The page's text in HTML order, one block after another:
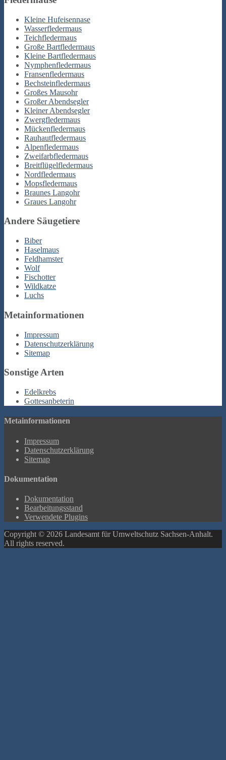
Kleine Hufeisennase
Wasserfledermaus
Teichfledermaus
Große Bartfledermaus
Kleine Bartfledermaus
Nymphenfledermaus
Fransenfledermaus
Bechsteinfledermaus
Großes Mausohr
Großer Abendsegler
Kleiner Abendsegler
Zwergfledermaus
Mückenfledermaus
Rauhautfledermaus
Alpenfledermaus
Zweifarbfledermaus
Breitflügelfledermaus
Nordfledermaus
Mopsfledermaus
Braunes Langohr
Graues Langohr
Andere Säugetiere
Biber
Haselmaus
Feldhamster
Wolf
Fischotter
Wildkatze
Luchs
Metainformationen
Impressum
Datenschutzerklärung
Sitemap
Sonstige Arten
Edelkrebs
Gottesanbeterin
Metainformationen
Impressum
Datenschutzerklärung
Sitemap
Dokumentation
Dokumentation
Bearbeitungsstand
Verwendete Plugins
Copyright © 2026 Landesamt für Umweltschutz Sachsen-Anhalt.
All rights reserved.